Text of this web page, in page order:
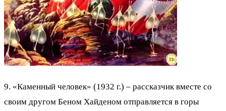
9. «Каменный человек» (1932 г.) – рассказчик вместе со
своим другом Беном Хайденом отправляется в горы